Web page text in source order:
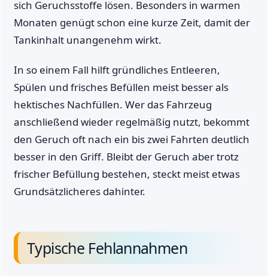
sich Geruchsstoffe lösen. Besonders in warmen
Monaten genügt schon eine kurze Zeit, damit der
Tankinhalt unangenehm wirkt.
In so einem Fall hilft gründliches Entleeren,
Spülen und frisches Befüllen meist besser als
hektisches Nachfüllen. Wer das Fahrzeug
anschließend wieder regelmäßig nutzt, bekommt
den Geruch oft nach ein bis zwei Fahrten deutlich
besser in den Griff. Bleibt der Geruch aber trotz
frischer Befüllung bestehen, steckt meist etwas
Grundsätzlicheres dahinter.
Typische Fehlannahmen